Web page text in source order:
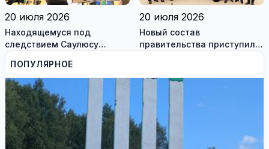
20 июля 2026
Находящемуся под
следствием Саулюсу
Сквернялису временно
разрешили выехать за
границу
20 июля 2026
Новый состав
правительства приступил к
ПОПУЛЯРНОЕ